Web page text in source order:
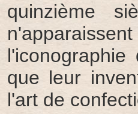
quinzième
que leur
l'art de